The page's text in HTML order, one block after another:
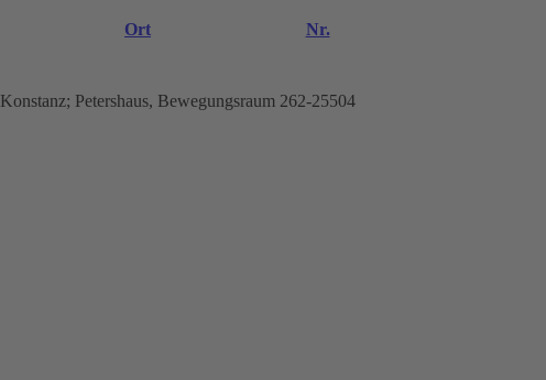
Ort
Nr.
Konstanz; Petershaus, Bewegungsraum 262-25504